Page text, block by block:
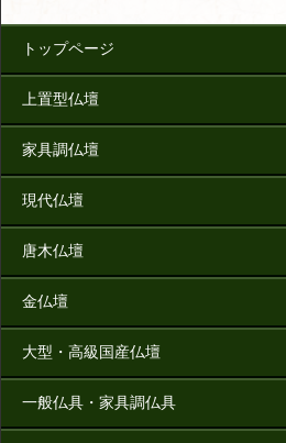
トップページ
上置型仏壇
家具調仏壇
現代仏壇
唐木仏壇
金仏壇
大型・高級国産仏壇
一般仏具・家具調仏具